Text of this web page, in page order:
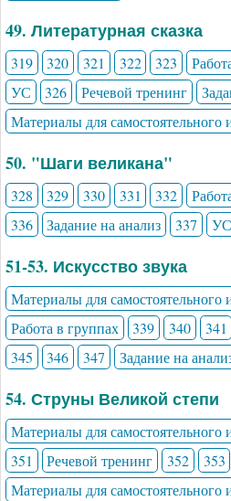
49. Литературная сказка
319 320 321 322 323
УС
326 Речевой тренинг
Материалы для самостоятельного
50. "Шаги великана"
328 329 330 331 332
336
Задание на анализ 337 УС
51-53. Искусство звука
Материалы для самостоятельного
Работа в группах
339 340 341
345
346 347 Задание на
54. Струны Великой степи
Материалы для самостоятельного
351
Речевой тренинг 352
353
Материалы для самостоятельного